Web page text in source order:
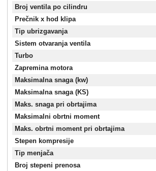
Broj ventila po cilindru
Prečnik x hod klipa
Tip ubrizgavanja
Sistem otvaranja ventila
Turbo
Zapremina motora
Maksimalna snaga (kw)
Maksimalna snaga (KS)
Maks. snaga pri obrtajima
Maksimalni obrtni moment
Maks. obrtni moment pri obrtajima
Stepen kompresije
Tip menjača
Broj stepeni prenosa